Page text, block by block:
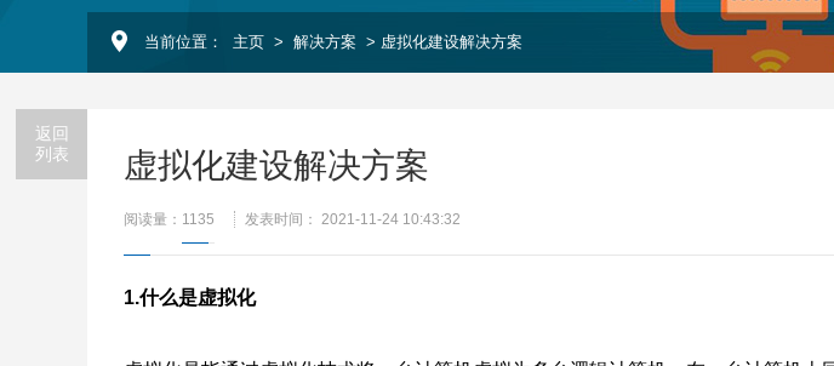
当前位置： 主页 > 解决方案 > 虚拟化建设解决方案
返回
列表
虚拟化建设解决方案
阅读量： 1135 发表时间： 2021-11-24 10:43:32
1.什么是虚拟化